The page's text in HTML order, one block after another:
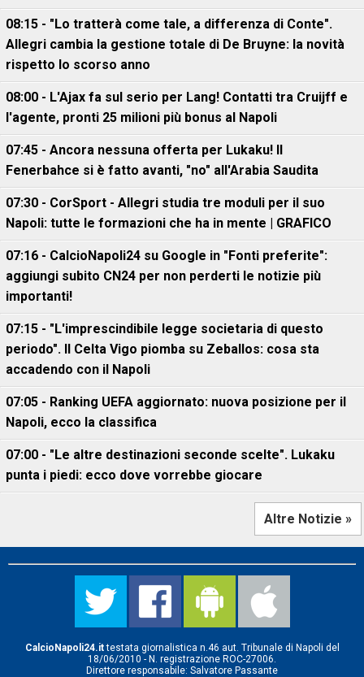
08:15 - "Lo tratterà come tale, a differenza di Conte".
Allegri cambia la gestione totale di De Bruyne: la novità
rispetto lo scorso anno
08:00 - L'Ajax fa sul serio per Lang! Contatti tra Cruijff e
l'agente, pronti 25 milioni più bonus al Napoli
07:45 - Ancora nessuna offerta per Lukaku! Il
Fenerbahce si è fatto avanti, "no" all'Arabia Saudita
07:30 - CorSport - Allegri studia tre moduli per il suo
Napoli: tutte le formazioni che ha in mente | GRAFICO
07:16 - CalcioNapoli24 su Google in "Fonti preferite":
aggiungi subito CN24 per non perderti le notizie più
importanti!
07:15 - "L'imprescindibile legge societaria di questo
periodo". Il Celta Vigo piomba su Zeballos: cosa sta
accadendo con il Napoli
07:05 - Ranking UEFA aggiornato: nuova posizione per il
Napoli, ecco la classifica
07:00 - "Le altre destinazioni seconde scelte". Lukaku
punta i piedi: ecco dove vorrebbe giocare
Altre Notizie »
CalcioNapoli24.ittestata giornalistica n.46 aut. Tribunale di Napoli del
18/06/2010 - N. registrazione ROC-27006.
Direttore responsabile: Salvatore Passante